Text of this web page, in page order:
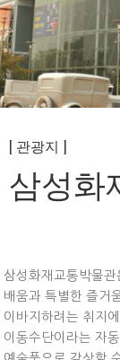
[ 관광지 ]
삼성화
삼성화재교통박물
배움과 특별한 즐거
이바지하려는 취지
이동수단이라는 자